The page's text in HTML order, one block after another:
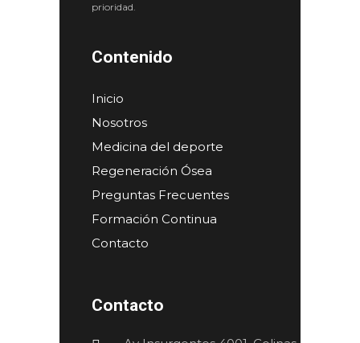
prioridad.
Contenido
Inicio
Nosotros
Medicina del deporte
Regeneración Ósea
Preguntas Frecuentes
Formación Continua
Contacto
Contacto